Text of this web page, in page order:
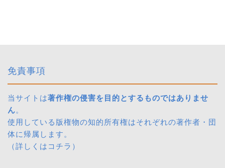
免責事項
当サイトは著作権の侵害を目的とするものではありませ
ん。
使用している版権物の知的所有権はそれぞれの著作者・団
体に帰属します。
（詳しくは コチラ ）